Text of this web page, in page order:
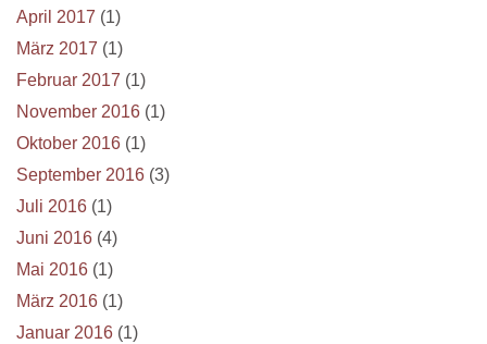
April 2017 (1)
März 2017 (1)
Februar 2017 (1)
November 2016 (1)
Oktober 2016 (1)
September 2016 (3)
Juli 2016 (1)
Juni 2016 (4)
Mai 2016 (1)
März 2016 (1)
Januar 2016 (1)